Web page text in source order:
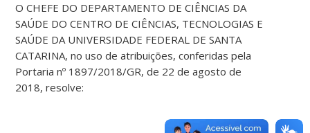
O CHEFE DO DEPARTAMENTO DE CIÊNCIAS DA
SAÚDE DO CENTRO DE CIÊNCIAS, TECNOLOGIAS E
SAÚDE DA UNIVERSIDADE FEDERAL DE SANTA
CATARINA, no uso de atribuições, conferidas pela
Portaria nº 1897/2018/GR, de 22 de agosto de
2018, resolve: